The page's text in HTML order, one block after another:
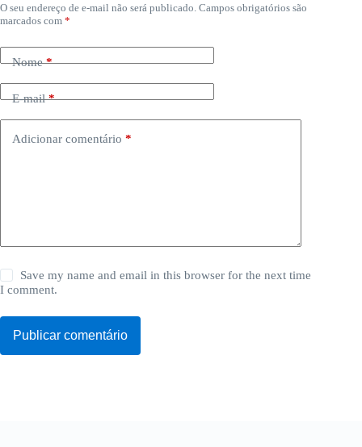
O seu endereço de e-mail não será publicado. Campos obrigatórios são
marcados com *
Nome*
E-mail*
Adicionar comentário *
Save my name and email in this browser for the next time
I comment.
Publicar comentário